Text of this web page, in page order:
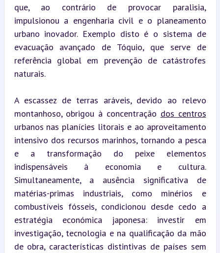
que, ao contrário de provocar paralisia,
impulsionou a engenharia civil e o planeamento
urbano inovador. Exemplo disto é o sistema de
evacuação avançado de Tóquio, que serve de
referência global em prevenção de catástrofes
naturais.
A escassez de terras aráveis, devido ao relevo
montanhoso, obrigou à concentração dos centros
urbanos nas planícies litorais e ao aproveitamento
intensivo dos recursos marinhos, tornando a pesca
e a transformação do peixe elementos
indispensáveis à economia e cultura.
Simultaneamente, a ausência significativa de
matérias-primas industriais, como minérios e
combustíveis fósseis, condicionou desde cedo a
estratégia económica japonesa: investir em
investigação, tecnologia e na qualificação da mão
de obra, características distintivas de países sem